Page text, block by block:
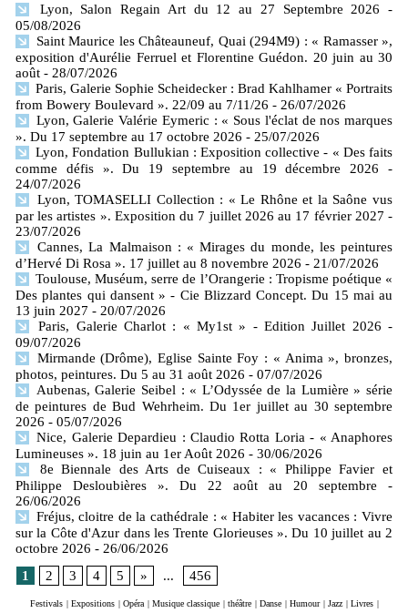
Lyon, Salon Regain Art du 12 au 27 Septembre 2026
-
05/08/2026
Saint Maurice les Châteauneuf, Quai (294M9) : « Ramasser »,
exposition d'Aurélie Ferruel et Florentine Guédon. 20 juin au 30
août - 28/07/2026
Paris, Galerie Sophie Scheidecker : Brad Kahlhamer « Portraits
from Bowery Boulevard ». 22/09 au 7/11/26 - 26/07/2026
Lyon, Galerie Valérie Eymeric : « Sous l'éclat de nos marques
». Du 17 septembre au 17 octobre 2026 - 25/07/2026
Lyon, Fondation Bullukian : Exposition collective - « Des faits
comme défis ». Du 19 septembre au 19 décembre 2026
-
24/07/2026
Lyon, TOMASELLI Collection : « Le Rhône et la Saône vus
par les artistes ». Exposition du 7 juillet 2026 au 17 février 2027 -
23/07/2026
Cannes, La Malmaison : « Mirages du monde, les peintures
d’Hervé Di Rosa ». 17 juillet au 8 novembre 2026 - 21/07/2026
Toulouse, Muséum, serre de l’Orangerie : Tropisme poétique «
Des plantes qui dansent » - Cie Blizzard Concept. Du 15 mai au
13 juin 2027 - 20/07/2026
Paris, Galerie Charlot : « My1st » - Edition Juillet 2026 -
09/07/2026
Mirmande (Drôme), Eglise Sainte Foy : « Anima », bronzes,
photos, peintures. Du 5 au 31 août 2026 - 07/07/2026
Aubenas, Galerie Seibel : « L’Odyssée de la Lumière » série
de peintures de Bud Wehrheim. Du 1er juillet au 30 septembre
2026 - 05/07/2026
Nice, Galerie Depardieu : Claudio Rotta Loria - « Anaphores
Lumineuses ». 18 juin au 1er Août 2026 - 30/06/2026
8e Biennale des Arts de Cuiseaux : « Philippe Favier et
Philippe Desloubières ». Du 22 août au 20 septembre
-
26/06/2026
Fréjus, cloitre de la cathédrale : « Habiter les vacances : Vivre
sur la Côte d'Azur dans les Trente Glorieuses ». Du 10 juillet au 2
octobre 2026 - 26/06/2026
1
2 3 4 5 » ... 456
Festivals Expositions Opéra Musique classique théâtre Danse Humour Jazz Livres